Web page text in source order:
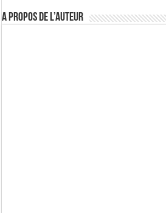
A propos de l’auteur